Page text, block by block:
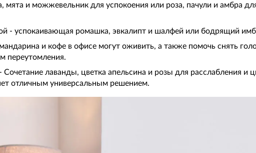
мята и можжевельник для успокоения или роза, пачули и амбра
- успокаивающая ромашка, эвкалипт и шалфей или бодрящий
и кофе в офисе могут оживить, а также помочь снять
переутомления.
Сочетание лаванды, цветка апельсина и розы для расслабления и
отличным универсальным решением.